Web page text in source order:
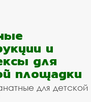
и
для
площадки
для детской